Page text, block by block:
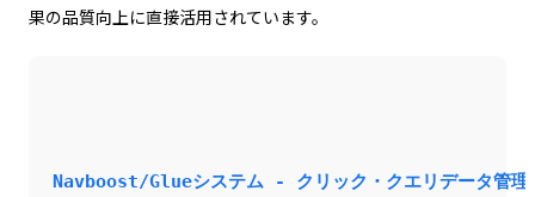
果の品質向上に直接活用されています。
Navboost/Glueシステム - クリック・クエリデータ管理